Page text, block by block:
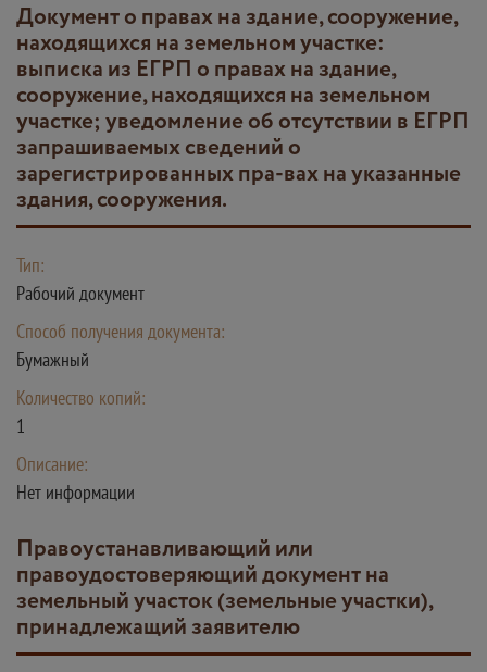
документ о правах на здание, сооружение,
находящихся на земельном участке:
выписка из ЕГРП о правах на здание,
сооружение, находящихся на земельном
участке; уведомление об отсутствии в ЕГРП
запрашиваемых сведений о
зарегистрированных пра-вах на указанные
здания, сооружения.
Тип:
Рабочий документ
Способ получения документа:
Бумажный
Количество копий:
1
Описание:
Нет информации
Правоустанавливающий или
правоудостоверяющий документ на
земельный участок (земельные участки),
принадлежащий заявителю